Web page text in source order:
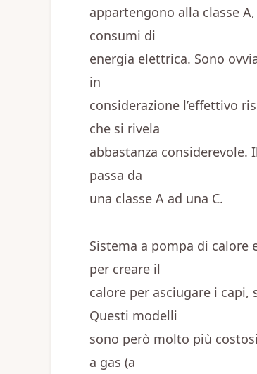
appartengono alla classe
consumi di
energia elettrica. Sono
in
considerazione l’effettivo
che si rivela
abbastanza considerevole.
passa da
una classe A ad una C.
Sistema a pompa di calore
per creare il
calore per asciugare i
Questi modelli
sono però molto più
a gas (a